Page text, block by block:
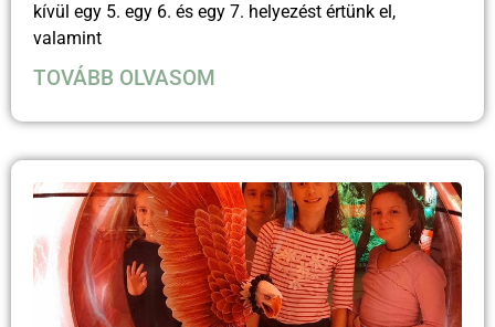
kívül egy 5. egy 6. és egy 7. helyezést értünk el,
valamint
TOVÁBB OLVASOM